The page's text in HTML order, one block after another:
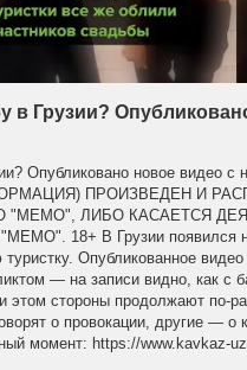
в Грузии?
Опубликовано новое видео с
ПРОИЗВЕДЕН И
ЛИБО КАСАЕТСЯ
18+ В Грузии появился
Опубликованное
— на записи видно, как с
этом стороны продолжают по-
о провокации, другие — о
момент: https://www.kavkaz-